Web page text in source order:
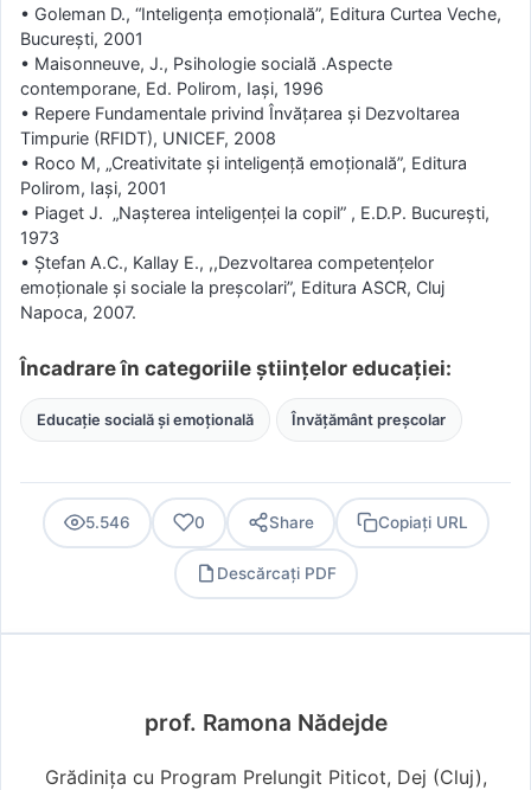
• Goleman D., “Inteligenţa emoţională”, Editura Curtea Veche,
Bucureşti, 2001
• Maisonneuve, J., Psihologie socială .Aspecte
contemporane, Ed. Polirom, Iaşi, 1996
• Repere Fundamentale privind Învăţarea şi Dezvoltarea
Timpurie (RFIDT), UNICEF, 2008
• Roco M, „Creativitate şi inteligenţă emoţională”, Editura
Polirom, Iaşi, 2001
• Piaget J. „Naşterea inteligenţei la copil” , E.D.P. Bucureşti,
1973
• Ştefan A.C., Kallay E., ,,Dezvoltarea competenţelor
emoţionale şi sociale la preşcolari”, Editura ASCR, Cluj
Napoca, 2007.
Încadrare în categoriile științelor educației:
Educație socială și emoțională Învățământ preșcolar
5.546 0 Share Copiați URL
Descărcați PDF
prof. Ramona Nădejde
Grădinița cu Program Prelungit Piticot, Dej (Cluj),